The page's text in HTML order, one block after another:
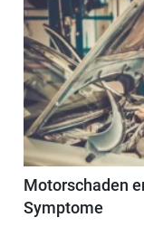
Motorschaden
Symptome